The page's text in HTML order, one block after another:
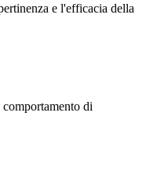
e l'efficacia della
di